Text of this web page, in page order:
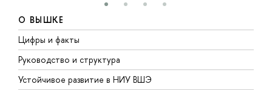
О ВЫШКЕ
Цифры и факты
Руководство и структура
Устойчивое развитие в НИУ ВШЭ